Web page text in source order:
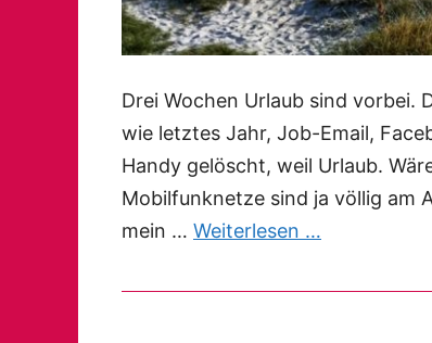
Drei Wochen Urlaub sind vorbei.
wie letztes Jahr, Job-Email,
Handy gelöscht, weil Urlaub.
Mobilfunknetze sind ja völlig am
mein … Weiterlesen …